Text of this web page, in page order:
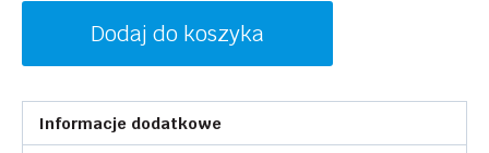
VICTORIA
BECKHAM
VB2628
418
Dodaj do koszyka
Informacje dodatkowe